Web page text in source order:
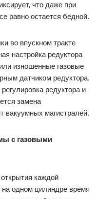
что даже при
равно остается бедной.
во впускном тракте
настройка редуктора
изношенные газовые
датчиком редуктора.
редуктора и
замена
вакуумных магистралей.
с газовыми
каждой
одном цилиндре время